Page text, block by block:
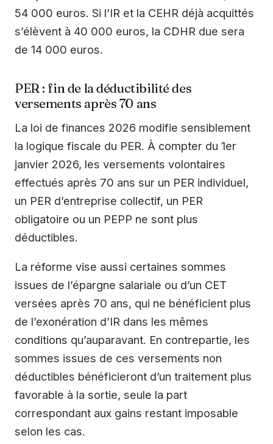
54 000 euros. Si l’IR et la CEHR déjà acquittés
s’élèvent à 40 000 euros, la CDHR due sera
de 14 000 euros.
PER : fin de la déductibilité des
versements après 70 ans
La loi de finances 2026 modifie sensiblement
la logique fiscale du PER. À compter du 1er
janvier 2026, les versements volontaires
effectués après 70 ans sur un PER individuel,
un PER d’entreprise collectif, un PER
obligatoire ou un PEPP ne sont plus
déductibles.
La réforme vise aussi certaines sommes
issues de l’épargne salariale ou d’un CET
versées après 70 ans, qui ne bénéficient plus
de l’exonération d’IR dans les mêmes
conditions qu’auparavant. En contrepartie, les
sommes issues de ces versements non
déductibles bénéficieront d’un traitement plus
favorable à la sortie, seule la part
correspondant aux gains restant imposable
selon les cas.